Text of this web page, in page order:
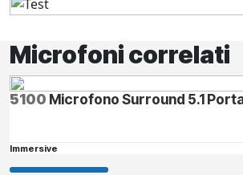
Microfoni correlati
5100 Microfono Surround 5.1
Immersive